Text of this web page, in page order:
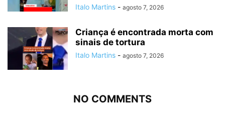
Italo Martins - agosto 7, 2026
Criança é encontrada morta com
sinais de tortura
Italo Martins - agosto 7, 2026
NO COMMENTS